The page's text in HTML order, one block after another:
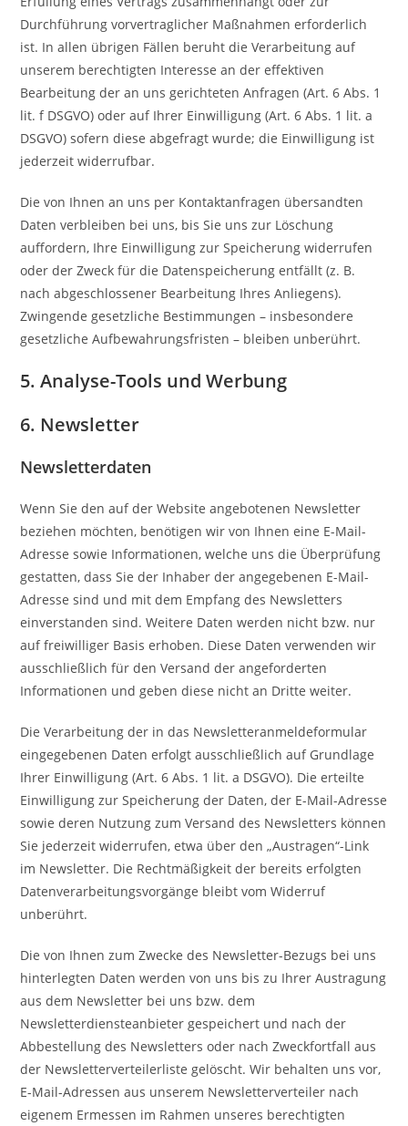
Durchführung vorvertraglicher Maßnahmen erforderlich
ist. In allen übrigen Fällen beruht die Verarbeitung auf
unserem berechtigten Interesse an der effektiven
Bearbeitung der an uns gerichteten Anfragen (Art. 6 Abs. 1
lit. f DSGVO) oder auf Ihrer Einwilligung (Art. 6 Abs. 1 lit. a
DSGVO) sofern diese abgefragt wurde; die Einwilligung ist
jederzeit widerrufbar.
Die von Ihnen an uns per Kontaktanfragen übersandten
Daten verbleiben bei uns, bis Sie uns zur Löschung
auffordern, Ihre Einwilligung zur Speicherung widerrufen
oder der Zweck für die Datenspeicherung entfällt (z. B.
nach abgeschlossener Bearbeitung Ihres Anliegens).
Zwingende gesetzliche Bestimmungen – insbesondere
gesetzliche Aufbewahrungsfristen – bleiben unberührt.
5. Analyse-Tools und Werbung
6. Newsletter
Newsletter­daten
Wenn Sie den auf der Website angebotenen Newsletter
beziehen möchten, benötigen wir von Ihnen eine E-Mail-
Adresse sowie Informationen, welche uns die Überprüfung
gestatten, dass Sie der Inhaber der angegebenen E-Mail-
Adresse sind und mit dem Empfang des Newsletters
einverstanden sind. Weitere Daten werden nicht bzw. nur
auf freiwilliger Basis erhoben. Diese Daten verwenden wir
ausschließlich für den Versand der angeforderten
Informationen und geben diese nicht an Dritte weiter.
Die Verarbeitung der in das Newsletteranmeldeformular
eingegebenen Daten erfolgt ausschließlich auf Grundlage
Ihrer Einwilligung (Art. 6 Abs. 1 lit. a DSGVO). Die erteilte
Einwilligung zur Speicherung der Daten, der E-Mail-Adresse
sowie deren Nutzung zum Versand des Newsletters können
Sie jederzeit widerrufen, etwa über den „Austragen“-Link
im Newsletter. Die Rechtmäßigkeit der bereits erfolgten
Datenverarbeitungsvorgänge bleibt vom Widerruf
unberührt.
Die von Ihnen zum Zwecke des Newsletter-Bezugs bei uns
hinterlegten Daten werden von uns bis zu Ihrer Austragung
aus dem Newsletter bei uns bzw. dem
Newsletterdiensteanbieter gespeichert und nach der
Abbestellung des Newsletters oder nach Zweckfortfall aus
der Newsletterverteilerliste gelöscht. Wir behalten uns vor,
E-Mail-Adressen aus unserem Newsletterverteiler nach
eigenem Ermessen im Rahmen unseres berechtigten